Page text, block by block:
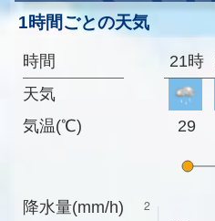
1時間ごとの天気
時間
天気
気温(℃)
降水量(mm/h)
21時
29